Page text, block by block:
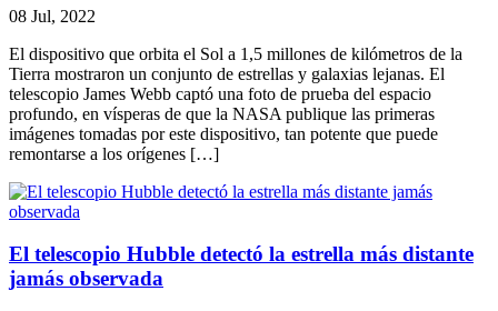
08 Jul, 2022
El dispositivo que orbita el Sol a 1,5 millones de kilómetros de la
Tierra mostraron un conjunto de estrellas y galaxias lejanas. El
telescopio James Webb captó una foto de prueba del espacio
profundo, en vísperas de que la NASA publique las primeras
imágenes tomadas por este dispositivo, tan potente que puede
remontarse a los orígenes […]
El telescopio Hubble detectó la estrella más distante
jamás observada